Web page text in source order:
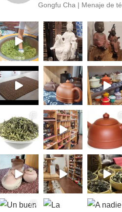
Gongfu Cha | Menaje de té